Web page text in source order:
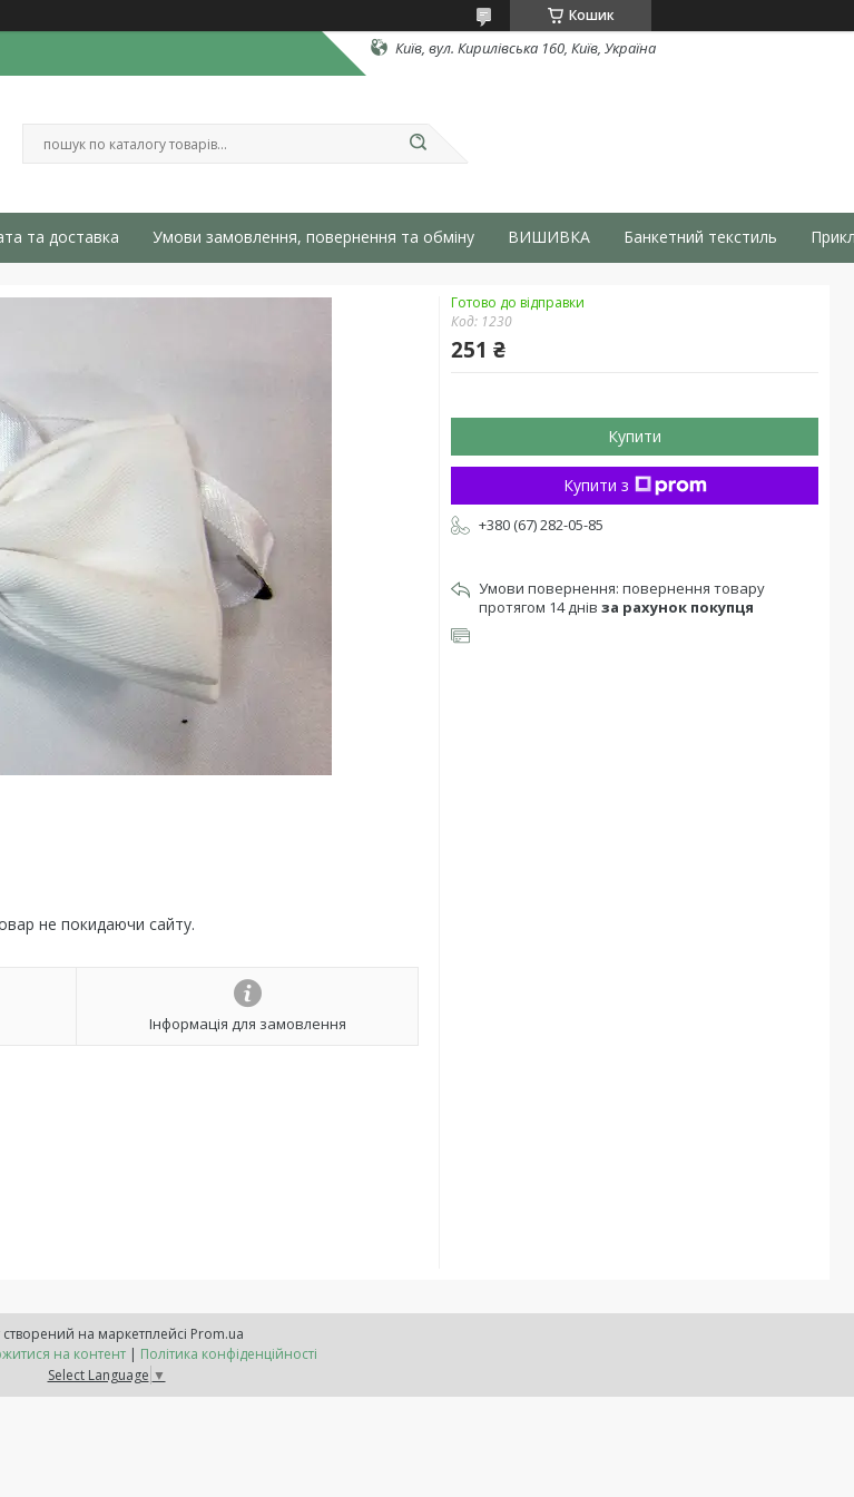
Кошик
Київ, вул. Кирилівська 160, Київ, Україна
та доставка Умови замовлення, повернення та обміну ВИШИВКА Банкетний текстиль
не покидаючи сайту.
Інформація для замовлення
Готово до відправки
Код: 1230
251 ₴
Купити
Купити з
+380 (67) 282-05-85
повернення товару
протягом 14 днів за рахунок покупця
створений на маркетплейсі Prom.ua
на контент | Політика конфіденційності
Select Language ▼